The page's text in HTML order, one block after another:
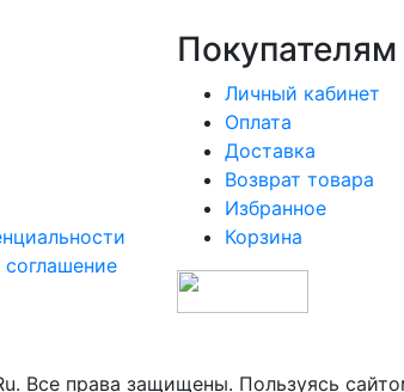
соглашение
Покупателям
Личный кабинет
Оплата
Доставка
Возврат товара
Избранное
Корзина
Все права защищены. Пользуясь